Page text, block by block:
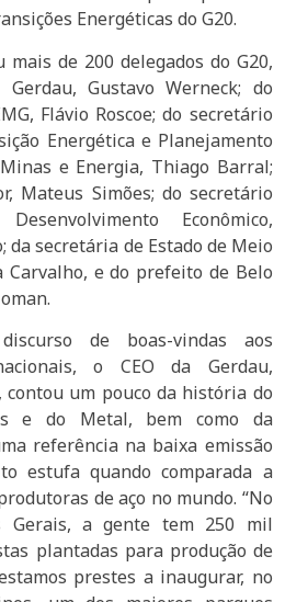
Energéticas do G20.
mais de 200 delegados do G20,
Gustavo Werneck; do
Flávio Roscoe; do secretário
Energética e Planejamento
e Energia, Thiago Barral;
Mateus Simões; do secretário
Econômico,
da secretária de Estado de Meio
e do prefeito de Belo
de boas-vindas aos
o CEO da Gerdau,
contou um pouco da história do
e do Metal, bem como da
referência na baixa emissão
estufa quando comparada a
de aço no mundo. “No
Gerais, a gente tem 250 mil
plantadas para produção de
prestes a inaugurar, no